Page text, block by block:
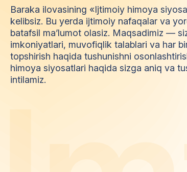
Baraka ilovasining «Ijtimoiy himoya
kelibsiz. Bu yerda ijtimoiy nafaqalar va
batafsil ma’lumot olasiz. Maqsadimiz —
imkoniyatlari, muvofiqlik talablari va har
topshirish haqida tushunishni
himoya siyosatlari haqida sizga aniq va
intilamiz.